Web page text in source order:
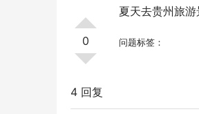
0
夏天去贵州旅
问题标签：
4 回复